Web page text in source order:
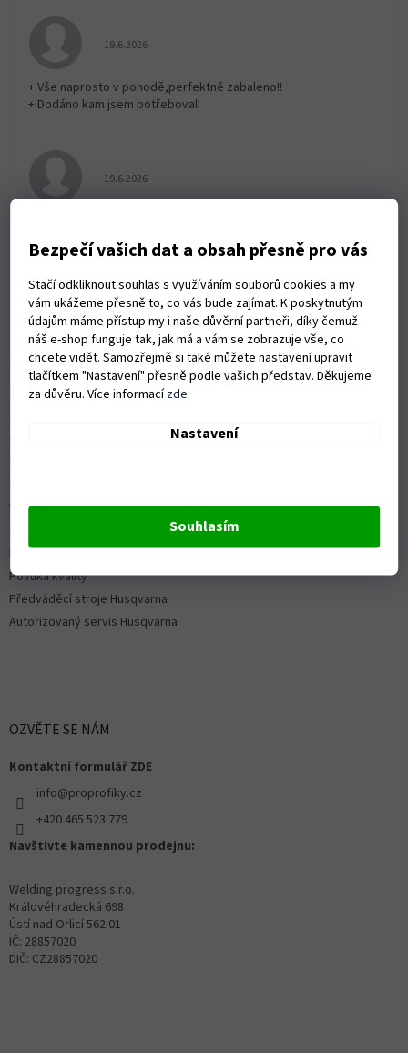
Bezpečí vašich dat a obsah přesně pro vás
Stačí odkliknout souhlas s využíváním souborů cookies a my
vám ukážeme přesně to, co vás bude zajímat. K poskytnutým
údajům máme přístup my i naše důvěrní partneři, díky čemuž
náš e-shop funguje tak, jak má a vám se zobrazuje vše, co
chcete vidět. Samozřejmě si také můžete nastavení upravit
tlačítkem "Nastavení" přesně podle vašich představ. Děkujeme
za důvěru. Více informacízde.
Nastavení
Souhlasím
Hodnocení obchodu je 5 z 5 hvězdiček.
19.6.2026
+ Vše naprosto v pohodě,perfektně zabaleno!!
+ Dodáno kam jsem potřeboval!
Hodnocení obchodu je 5 z 5 hvězdiček.
19.6.2026
Zobrazit další hodnocení
Informace pro vás
Kontakty
Vrácení zboží a reklamace
ISO 9001:2015
Politika kvality
Předváděcí stroje Husqvarna
Autorizovaný servis Husqvarna
OZVĚTE SE NÁM
Kontaktní formulář ZDE
info@proprofiky.cz
+420 465 523 779
Navštivte kamennou prodejnu:
Welding progress s.r.o.
Královéhradecká 698
Ústí nad Orlicí 562 01
IČ: 28857020
DIČ: CZ28857020